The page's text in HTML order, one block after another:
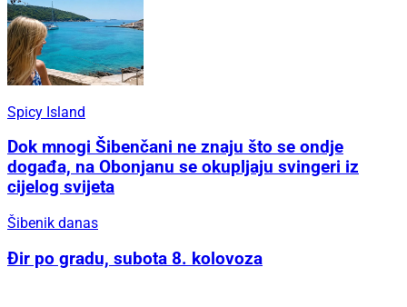
Spicy Island
Dok mnogi Šibenčani ne znaju što se ondje
događa, na Obonjanu se okupljaju svingeri iz
cijelog svijeta
Šibenik danas
Đir po gradu, subota 8. kolovoza